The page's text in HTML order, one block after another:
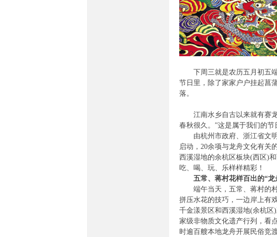
下周三就是农历五月初五端
节日里，除了家家户户挂起菖
落。
江南水乡自古以来就有赛龙
春秋很久。”这是属于我们的节
由杭州市政府、浙江省文明
启动，20余项与龙舟文化有关
西溪湿地的余杭区板块(西区)
吃、喝、玩、乐样样精彩！
五常、蒋村花样百出的“龙
端午当天，五常、蒋村的村
拼压水花的技巧，一边岸上有
千金漾景区和西溪湿地(余杭区
家级非物质文化遗产行列，看
时逾百艘本地龙舟开展民俗竞